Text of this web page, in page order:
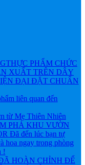
THỰC PHẨM CHỨC
XUẤT TRÊN DÂY
ĐẠI ĐẶT CHUẨN
liên quan đến
từ Mẹ Thiên Nhiên
PHÁ KHU VƯỜN
Đã đến lúc bạn tự
hoa ngay trong phòng
!
HOÀN CHỈNH ĐỂ